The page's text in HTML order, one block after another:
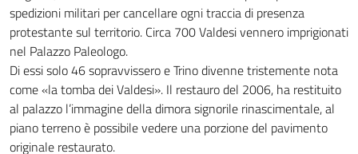
spedizioni militari per cancellare ogni traccia di presenza
protestante sul territorio. Circa 700 Valdesi vennero imprigionati
nel Palazzo Paleologo.
Di essi solo 46 sopravvissero e Trino divenne tristemente nota
come «la tomba dei Valdesi». Il restauro del 2006, ha restituito
al palazzo l’immagine della dimora signorile rinascimentale, al
piano terreno è possibile vedere una porzione del pavimento
originale restaurato.